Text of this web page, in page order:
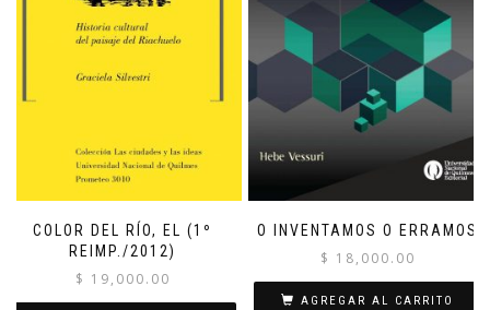
COLOR DEL RÍO, EL (1º
REIMP./2012)
$ 19,000.00
O INVENTAMOS O ERRAMOS
$ 18,000.00
AGREGAR AL CARRITO